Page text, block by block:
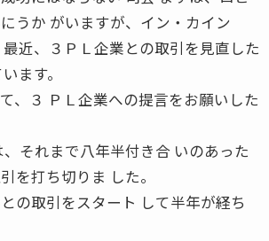
うか がいますが、イン・カイン
近、３ＰＬ企業との取引を見直した
ます。
、３ ＰＬ企業への提言をお願いした
それまで八年半付き合 いのあった
を打ち切りま した。
の取引をスタート して半年が経ち